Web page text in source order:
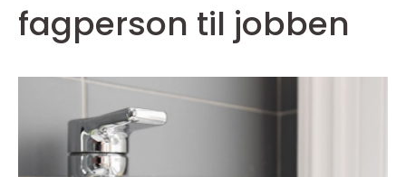
fagperson til jobben